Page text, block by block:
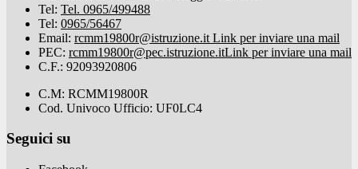
Tel: Tel. 0965/499488
Tel: 0965/56467
Email: rcmm19800r@istruzione.it Link per inviare una mail
PEC: rcmm19800r@pec.istruzione.itLink per inviare una mail
C.F.: 92093920806
C.M: RCMM19800R
Cod. Univoco Ufficio: UF0LC4
Seguici su